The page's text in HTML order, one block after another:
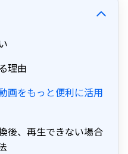
理由
画をもっと便利に活用
後、再生できない場合